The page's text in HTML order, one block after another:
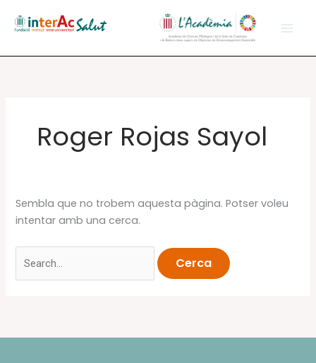
Roger Rojas Sayol
Sembla que no trobem aquesta pàgina. Potser voleu
intentar amb una cerca.